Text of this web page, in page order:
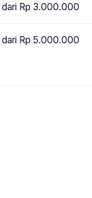
dari Rp 3.000.000
dari Rp 5.000.000